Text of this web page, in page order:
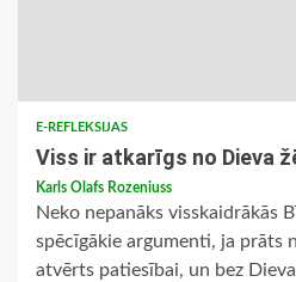
E-REFLEKSIJAS
Viss ir atkarīgs no Dieva
Karls Olafs Rozeniuss
Neko nepanāks visskaidrākās
spēcīgākie argumenti, ja prāts
atvērts patiesībai, un bez